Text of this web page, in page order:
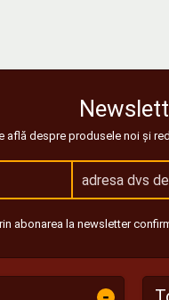
află despre produsele noi și
abonarea la newsletter